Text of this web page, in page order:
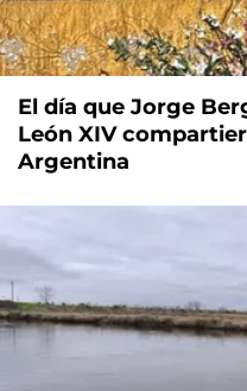
El día que Jorge
León XIV
Argentina